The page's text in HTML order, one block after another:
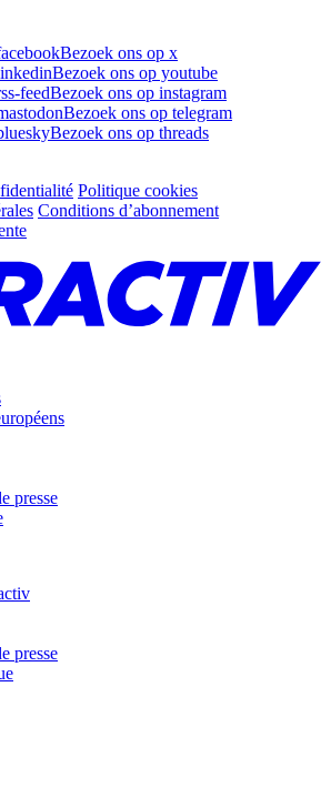
Bezoek ons op x
Bezoek ons op youtube
feedBezoek ons op instagram
Bezoek ons op telegram
Bezoek ons op threads
Politique cookies
Conditions d’abonnement
presse
presse